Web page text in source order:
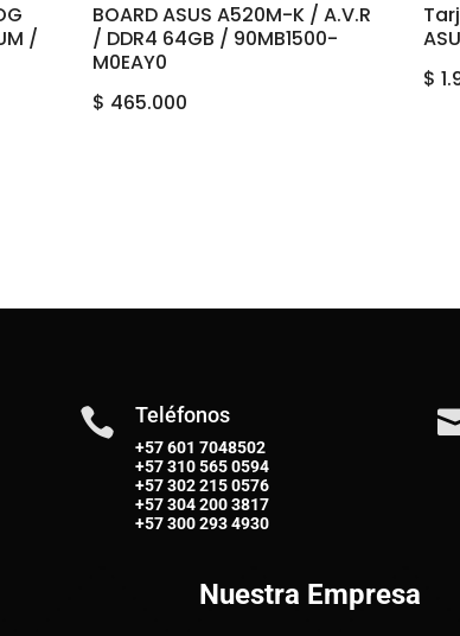
/
BOARD ASUS A520M-K / A.V.R
/ DDR4 64GB / 90MB1500-
M0EAY0
$ 465.000
$
 Teléfonos
+57 601 7048502
+57310 565 0594
+57302 215 0576
+57304 200 3817
+57300 293 4930
Nuestra Empresa